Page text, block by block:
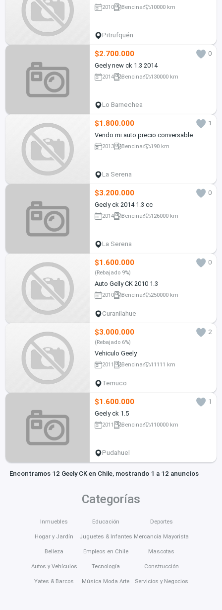
2010 Bencina 10000 km
Pitrufquén
$2.700.000
0
Geely new ck 1.3 2014
2014 Bencina 130000 km
Lo Barnechea
$1.800.000
1
Vendo mi auto precio conversable
2013 Bencina 190 km
La Serena
$3.200.000
0
Geely ck 2014 1.3 cc
2014 Bencina 126000 km
La Serena
$1.600.000 0
(Rebajado 9%)
Auto Gelly CK 2010 1.3
2010 Bencina 250000 km
Curanilahue
$3.000.000 2
(Rebajado 6%)
Vehiculo Geely
2011 Bencina 11111 km
Temuco
$1.600.000
1
Geely ck 1.5
2011 Bencina 110000 km
Pudahuel
Encontramos 12 Geely CK en Chile, mostrando 1 a 12 anuncios
Categorías
Inmuebles
Hogar y Jardín
Belleza
Autos y Vehículos
Yates & Barcos
Educación
Juguetes & Infantes
Empleos en Chile
Tecnología
Música Moda Arte
Deportes
Mercancía Mayorista
Mascotas
Construcción
Servicios y Negocios